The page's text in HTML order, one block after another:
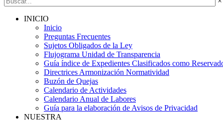
INICIO
Inicio
Preguntas Frecuentes
Sujetos Obligados de la Ley
Flujograma Unidad de Transparencia
Guía índice de Expedientes Clasificados como
Directrices Armonización Normatividad
Buzón de Quejas
Calendario de Actividades
Calendario Anual de Labores
Guía para la elaboración de Avisos de Privacidad
NUESTRA